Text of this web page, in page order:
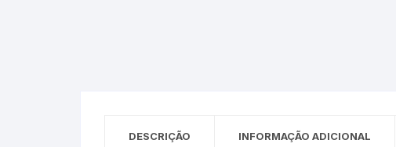
chaveiro
DESCRIÇÃO INFORMAÇÃO ADICIONAL